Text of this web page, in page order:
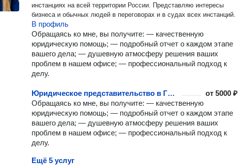
инстанциях на всей территории России. Представляю интересы
бизнеса и обычных людей в переговорах и в судах всех инстанций.
В профиль
Обращаясь ко мне, вы получите: — качественную
юридическую помощь; — подробный отчет о каждом этапе
вашего дела; — душевную атмосферу решения ваших
проблем в нашем офисе; — профессиональный подход к
делу.
Юридическое представительство в ГИБДД от5000 ₽
Обращаясь ко мне, вы получите: — качественную
юридическую помощь; — подробный отчет о каждом этапе
вашего дела; — душевную атмосферу решения ваших
проблем в нашем офисе; — профессиональный подход к
делу.
Ещё 5 услуг